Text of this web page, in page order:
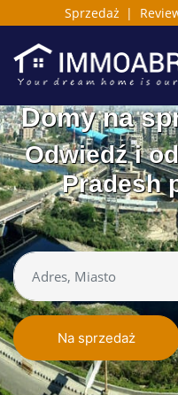
Sprzedaż |
Domy na
Odwiedź i
Pradesh
Na sprzedaż